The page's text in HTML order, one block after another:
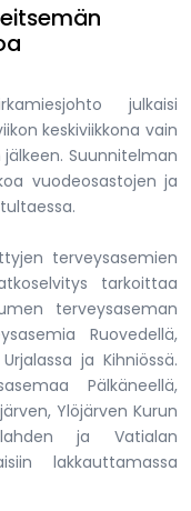
julkaisi
keskiviikkona vain
Suunnitelman
vuodeosastojen ja
terveysasemien
tarkoittaa
terveysaseman
Ruovedellä,
ja Kihniössä.
Pälkäneellä,
Ylöjärven Kurun
ja Vatialan
lakkauttamassa